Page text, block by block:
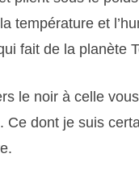
température et
fait de la planète
le noir à celle
Ce dont je suis